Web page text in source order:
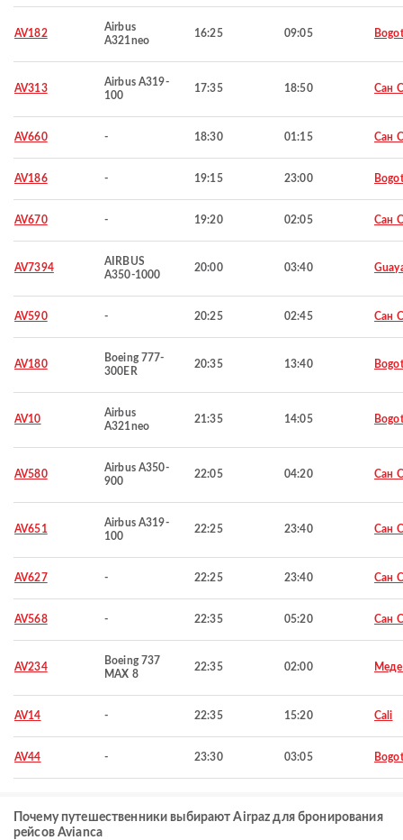
AV182
Airbus
A321neo
16:25 09:05
AV313
Airbus A319-
100
17:35 18:50 Сан
AV660 - 18:30 01:15 Сан
AV186 - 19:15 23:00
AV670 - 19:20 02:05 Сан
AV7394
AIRBUS
A350-1000
20:00 03:40
AV590 - 20:25 02:45 Сан
AV180
Boeing 777-
300ER
20:35 13:40
AV10
Airbus
A321neo
21:35 14:05
AV580
Airbus A350-
900
22:05 04:20 Сан
AV651
Airbus A319-
100
22:25 23:40 Сан
AV627 - 22:25 23:40 Сан
AV568 - 22:35 05:20 Сан
AV234
Boeing 737
MAX 8
22:35 02:00
AV14 - 22:35 15:20 Cali
AV44 - 23:30 03:05
Почему путешественники выбирают Airpaz для бронирования
рейсов Avianca